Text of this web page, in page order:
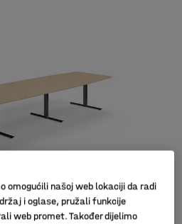
omogućili našoj web lokaciji da radi
i oglase, pružali funkcije
web promet. Također dijelimo